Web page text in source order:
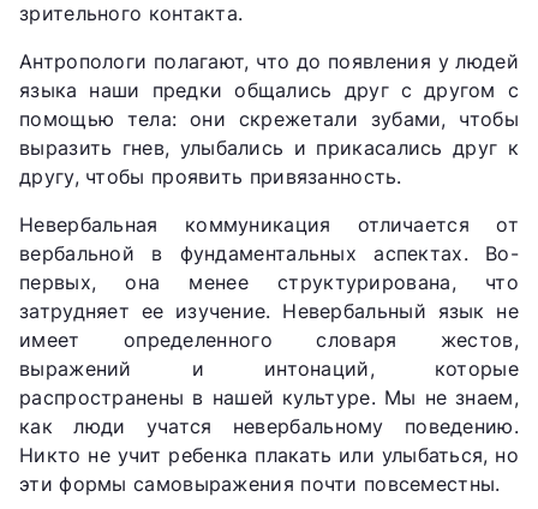
зрительного контакта.
Антропологи полагают, что до появления у людей
языка наши предки общались друг с другом с
помощью тела: они скрежетали зубами, чтобы
выразить гнев, улыбались и прикасались друг к
другу, чтобы проявить привязанность.
Невербальная коммуникация отличается от
вербальной в фундаментальных аспектах. Во-
первых, она менее структурирована, что
затрудняет ее изучение. Невербальный язык не
имеет определенного словаря жестов,
выражений и интонаций, которые
распространены в нашей культуре. Мы не знаем,
как люди учатся невербальному поведению.
Никто не учит ребенка плакать или улыбаться, но
эти формы самовыражения почти повсеместны.